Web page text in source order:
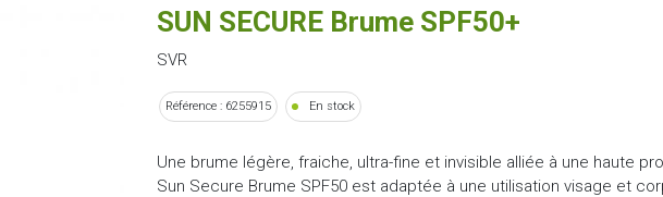
SUN SECURE Brume SPF50+
SVR
Référence : 6255915 En stock
Une brume légère, fraiche, ultra-fine et invisible alliée à une haute
Sun Secure Brume SPF50 est adaptée à une utilisation visage et